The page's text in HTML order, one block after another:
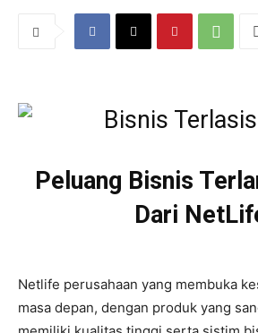
Peluang Bisnis
Dari
Netlife perusahaan yang membuka
masa depan, dengan produk yang